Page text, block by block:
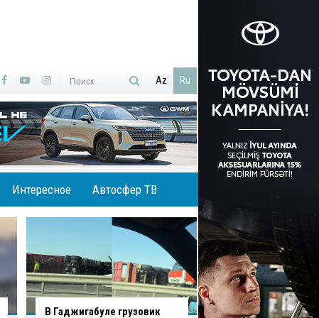
Az Ru
Интересное Автосфер ТВ
В Баку водитель нарушил
В Хырдалане